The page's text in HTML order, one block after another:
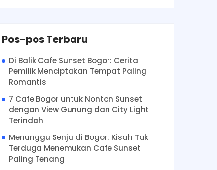
Pos-pos Terbaru
Di Balik Cafe Sunset Bogor: Cerita
Pemilik Menciptakan Tempat Paling
Romantis
7 Cafe Bogor untuk Nonton Sunset
dengan View Gunung dan City Light
Terindah
Menunggu Senja di Bogor: Kisah Tak
Terduga Menemukan Cafe Sunset
Paling Tenang